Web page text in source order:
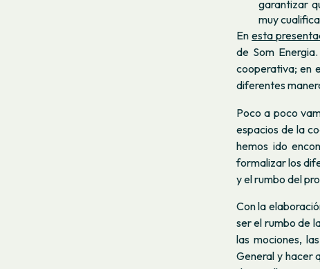
garantizar
muy
Enesta
de Som
cooperativa; en
diferentes
Poco a poco
espacios de la
hemos ido
formalizar los
y el rumbo del
Con la
ser el rumbo de
las mociones,
General y hacer